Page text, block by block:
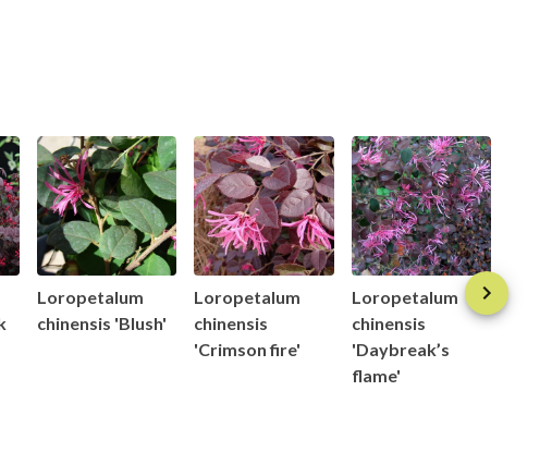
Loropetalum
chinensis 'Blush'
Loropetalum
chinensis
'Crimson fire'
Loropetalum
chinensis
'Daybreak’s
flame'